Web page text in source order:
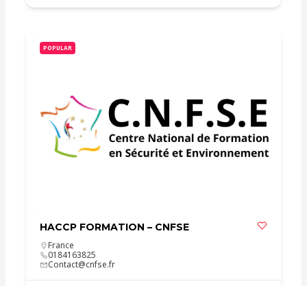
POPULAR
HACCP FORMATION – CNFSE
France
0184163825
Contact@cnfse.fr